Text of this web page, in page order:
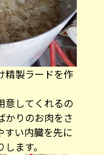
精製ラードを作
意してくれるの
かりのお肉をさ
すい内臓を先に
ます。